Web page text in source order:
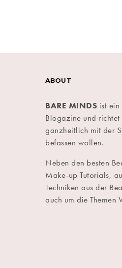
ABOUT
BARE MINDS ist
Blogazine und
ganzheitlich mit der
befassen wollen.
Neben den besten
Make-up Tutorials,
Techniken aus der
auch um die Themen